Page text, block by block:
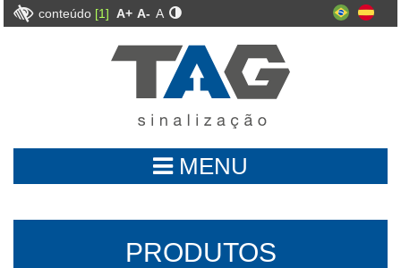
conteúdo [1] A+ A- A
MENU
PRODUTOS